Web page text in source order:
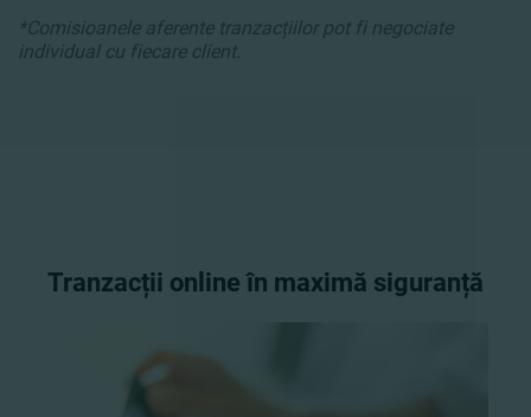
*Comisioanele aferente tranzacțiilor pot fi negociate
individual cu fiecare client.
Tranzacții online în maximă siguranță